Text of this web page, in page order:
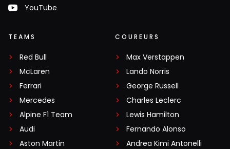
YouTube
TEAMS
Red Bull
McLaren
Ferrari
Mercedes
Alpine F1 Team
Audi
Aston Martin
COUREURS
Max Verstappen
Lando Norris
George Russell
Charles Leclerc
Lewis Hamilton
Fernando Alonso
Andrea Kimi Antonelli